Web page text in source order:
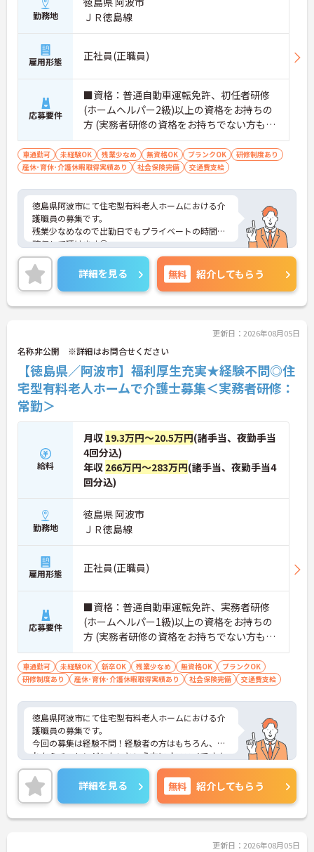
勤務地
ＪＲ徳島線
雇用形態 正社員(正職員)
応募要件
■資格：普通自動車運転免許、初任者研修
(ホームヘルパー2級)以上の資格をお持ちの
方 (実務者研修の資格をお持ちでない方もご
応募可能です) ■経験：不問
車通勤可 未経験OK 残業少なめ 無資格OK ブランクOK
研修制度あり
産休･育休･介護休暇取得実績あり
社会保険完備 交通費支給
徳島県阿波市にて住宅型有料老人ホームにおける介
護職員の募集です。
残業少なめなので出勤日でもプライベートの時間を
確保して頂けます◎
またマイカー通勤OK 無料駐車場完備なので、通勤
のストレスが少ないのも嬉しいポイントです。
今回の募集は経験不問なので、資格取り立ての方で
も応募可能です★
ご興味ある方には、面接対策ポイントなど、詳細を
詳細を見る 無料 紹介してもらう
更新日：2026年08月05日
名称非公開 ※詳細はお問合せください
【徳島県／阿波市】福利厚生充実★経験不問◎住
宅型有料老人ホームで介護士募集＜実務者研修：
常勤＞
給料
月収 19.3万円～20.5万円(諸手当、夜勤手当
4回分込)
年収 266万円～283万円(諸手当、夜勤手当4
回分込)
勤務地
徳島県 阿波市
ＪＲ徳島線
雇用形態 正社員(正職員)
応募要件
■資格：普通自動車運転免許、実務者研修
(ホームヘルパー1級)以上の資格をお持ちの
方 (実務者研修の資格をお持ちでない方もご
応募可能です) ■経験：不問
車通勤可 未経験OK 新卒OK 残業少なめ 無資格OK
ブランクOK
研修制度あり
産休･育休･介護休暇取得実績あり 社会保険完備 交通費支給
徳島県阿波市にて住宅型有料老人ホームにおける介
護職員の募集です。
今回の募集は経験不問！経験者の方はもちろん、こ
れからチャレンジしたいという方にオススメです★
福利厚生が充実しているので、安心して、長く働い
て頂けますよ♪
またマイカー通勤OK 無料駐車場完備なので、通勤
のストレスが少ないのも嬉しいポイントです。
ご興味ある方には、面接対策ポイントなど、詳細を
詳細を見る 無料 紹介してもらう
更新日：2026年08月05日